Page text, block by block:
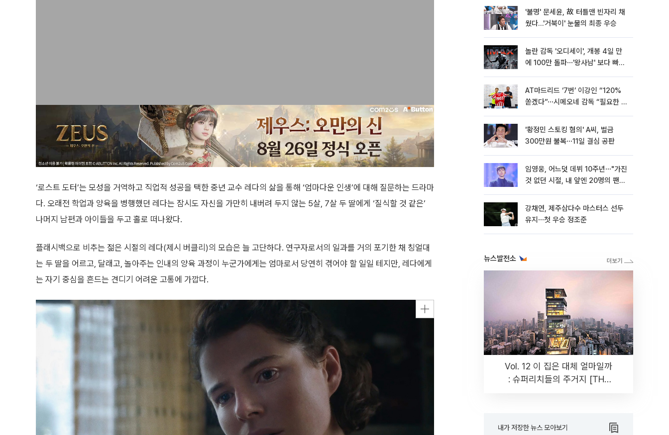
‘로스트 도터’는 모성을 거역하고 직업적 성공을 택한 중년 교수 레다의 삶을 통해 ‘엄마다운 인생’에 대해 질문하는 드라마
다. 오래전 학업과 양육을 병행했던 레다는 잠시도 자신을 가만히 내버려 두지 않는 5살, 7살 두 딸에게 ‘질식할 것 같은’
나머지 남편과 아이들을 두고 홀로 떠나왔다.
플래시백으로 비추는 젊은 시절의 레다(제시 버클리)의 모습은 늘 고단하다. 연구자로서의 일과를 거의 포기한 채 칭얼대
는 두 딸을 어르고, 달래고, 놀아주는 인내의 양육 과정이 누군가에게는 엄마로서 당연히 겪어야 할 일일 테지만, 레다에게
는 자기 중심을 흔드는 견디기 어려운 고통에 가깝다.
'불명' 문세윤, 故 터틀맨 빈자리 채
웠다…'거북이' 눈물의 최종 우승
놀란 감독 '오디세이', 개봉 4일 만
에 100만 돌파⋯'왕사남' 보다 빠르
AT마드리드 ‘7번’ 이강인 “120%
쏟겠다”⋯시메오네 감독 “필요한 선
'황정민 스토킹 혐의' A씨, 벌금
300만원 불복⋯11일 결심 공판
임영웅, 어느덧 데뷔 10주년⋯"가진
것 없던 시절, 내 앞엔 20명의 팬
강채연, 제주삼다수 마스터스 선두
유지⋯첫 우승 정조준
뉴스발전소
Vol. 12 이 집은 대체 얼마일까
: 슈퍼리치들의 주거지 [THE
내가 저장한 뉴스 모아보기